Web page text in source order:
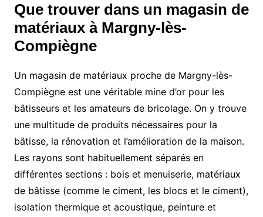
Que trouver dans un magasin de
matériaux à Margny-lès-
Compiègne
Un magasin de matériaux proche de Margny-lès-
Compiègne est une véritable mine d’or pour les
bâtisseurs et les amateurs de bricolage. On y trouve
une multitude de produits nécessaires pour la
bâtisse, la rénovation et l’amélioration de la maison.
Les rayons sont habituellement séparés en
différentes sections : bois et menuiserie, matériaux
de bâtisse (comme le ciment, les blocs et le ciment),
isolation thermique et acoustique, peinture et